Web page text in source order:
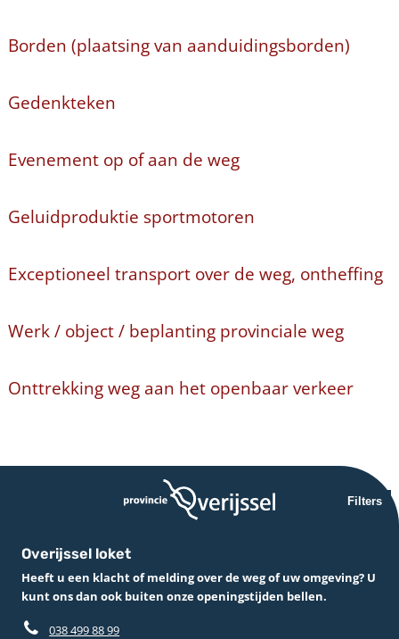
Borden (plaatsing van aanduidingsborden)
Gedenkteken
Evenement op of aan de weg
Geluidproduktie sportmotoren
Exceptioneel transport over de weg, ontheffing
Werk / object / beplanting provinciale weg
Onttrekking weg aan het openbaar verkeer
Filters
Overijssel loket
Heeft u een klacht of melding over de weg of uw omgeving? U
kunt ons dan ook buiten onze openingstijden bellen.
038 499 88 99